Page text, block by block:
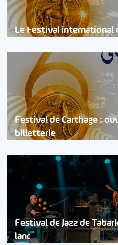
Le Festival international
Festival de Carthage :
billetterie
Festival de Jazz de
lanc